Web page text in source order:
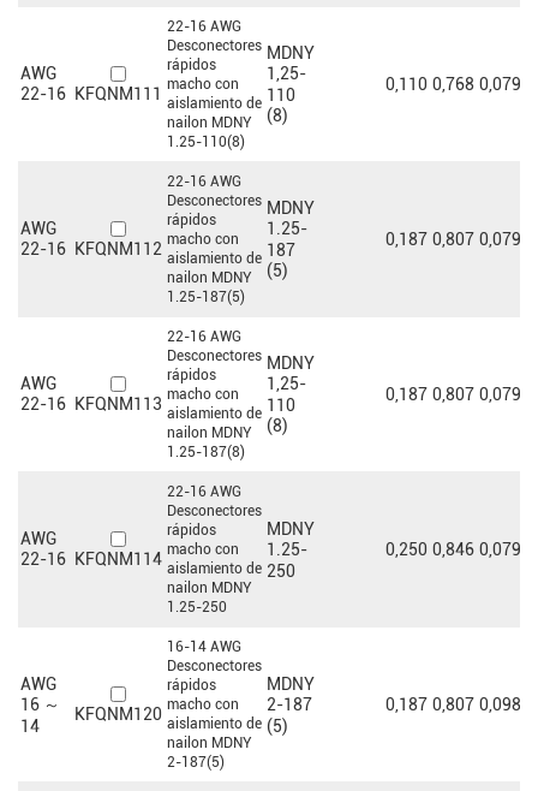
AWG
22-16 KFQNM111
22-16 AWG
Desconectores
rápidos
macho con
aislamiento de
nailon MDNY
1.25-110(8)
MDNY
1,25-
110
(8)
0,110 0,768 0,079
AWG
22-16 KFQNM112
22-16 AWG
Desconectores
rápidos
macho con
aislamiento de
nailon MDNY
1.25-187(5)
MDNY
1.25-
187
(5)
0,187 0,807 0,079
AWG
22-16 KFQNM113
22-16 AWG
Desconectores
rápidos
macho con
aislamiento de
nailon MDNY
1.25-187(8)
MDNY
1,25-
110
(8)
0,187 0,807 0,079
AWG
22-16 KFQNM114
22-16 AWG
Desconectores
rápidos
macho con
aislamiento de
nailon MDNY
1.25-250
MDNY
1.25-
250
0,250 0,846 0,079
AWG
16 ～
14
KFQNM120
16-14 AWG
Desconectores
rápidos
macho con
aislamiento de
nailon MDNY
2-187(5)
MDNY
2-187
(5)
0,187 0,807 0,098